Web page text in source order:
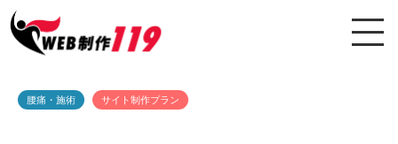
腰痛・施術 サイト制作プラン